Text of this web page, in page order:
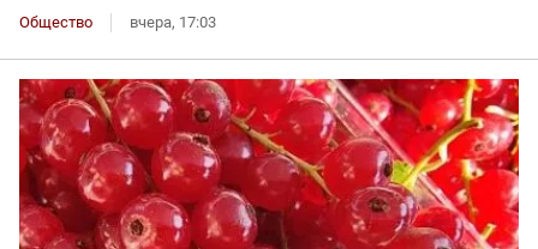
Общество вчера, 17:03